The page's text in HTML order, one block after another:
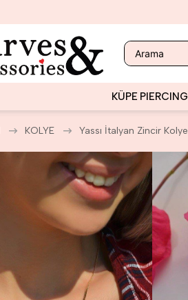
KÜPE PIERCING
KOLYE Yassı İtalyan Zincir Kolye